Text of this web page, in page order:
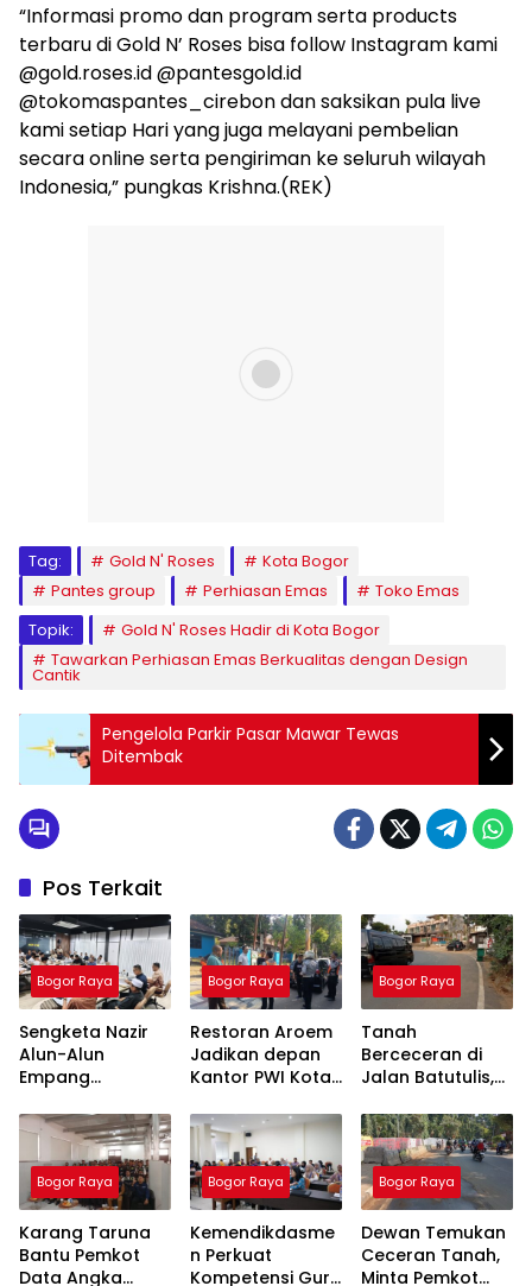
“Informasi promo dan program serta products
terbaru di Gold N’ Roses bisa follow Instagram kami
@gold.roses.id @pantesgold.id
@tokomaspantes_cirebon dan saksikan pula live
kami setiap Hari yang juga melayani pembelian
secara online serta pengiriman ke seluruh wilayah
Indonesia,” pungkas Krishna.(REK)
Tag: Gold N' Roses
Kota Bogor
Pantes group
Perhiasan Emas
Toko Emas
Topik:
Gold N' Roses Hadir di Kota Bogor
Tawarkan Perhiasan Emas Berkualitas dengan Design
Cantik
Pengelola Parkir Pasar Mawar Tewas
Ditembak
Pos Terkait
Bogor Raya
Sengketa Nazir
Alun-Alun
Empang
Terang,
Pertemuan
Hasilkan 4 Poin
Kesepakatan
Bogor Raya
Restoran Aroem
Jadikan depan
Kantor PWI Kota
Area Parkir,
Ketua PWI
Dilarang Parkir
Bogor Raya
Tanah
Berceceran di
Jalan Batutulis,
Teguran Tertulis
Pada Kontraktor
Bogor Raya
Karang Taruna
Bantu Pemkot
Data Angka
Bogor Raya
Kemendikdasme
n Perkuat
Kompetensi Guru
Bogor Raya
Dewan Temukan
Ceceran Tanah,
Minta Pemkot